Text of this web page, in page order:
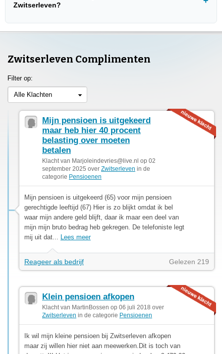
Zwitserleven?
Zwitserleven Complimenten
Filter op:
Alle Klachten
Mijn pensioen is uitgekeerd
maar heb hier 40 procent
belasting over moeten
betalen
Klacht van Marjoleindevries@live.nl op 02
september 2025 over Zwitserleven in de
categorie Pensioenen
Mijn pensioen is uitgekeerd (65) voor mijn pensioen
gerechtigde leeftijd (67) Hier is zo blijkt omdat ik bel
waar mijn andere geld blijft, daar ik maar een deel van
mijn mijn bruto bedrag heb gekregen. De telefoniste legt
mij uit dat... Lees meer
Reageer als bedrijf Gelezen 219
Klein pensioen afkopen
Klacht van MartinBossen op 06 juli 2018 over
Zwitserleven in de categorie Pensioenen
Ik wil mijn kleine pensioen bij Zwitserleven afkopen
maar zij willen hier niet aan meewerken.Dit is toch van